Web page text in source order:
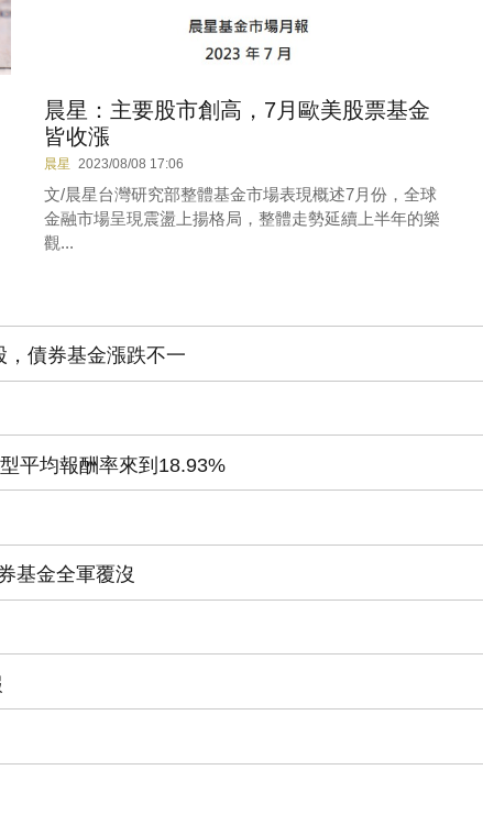
晨星：主要股市創高，7月歐美股票基金
皆收漲
晨星 2023/08/08 17:06
文/晨星台灣研究部整體基金市場表現概述7月份，全球
金融市場呈現震盪上揚格局，整體走勢延續上半年的樂
觀...
債券基金漲跌不一
平均報酬率來到18.93%
基金全軍覆沒